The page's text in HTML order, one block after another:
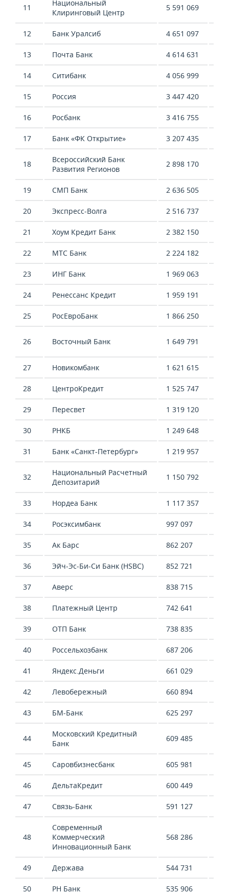
ХОККЕЙ С МЯЧОМ
ПРОИСШЕСТВИЯ
11
Национальный
Клиринговый Центр
5 591 069
12 Банк Уралсиб 4 651 097
13 Почта Банк 4 614 631
14 Ситибанк 4 056 999
15 Россия 3 447 420
16 Росбанк 3 416 755
17 Банк «ФК Открытие» 3 207 435
18
Всероссийский Банк
Развития Регионов
2 898 170
19 СМП Банк 2 636 505
20 Экспресс-Волга 2 516 737
21 Хоум Кредит Банк 2 382 150
22 МТС Банк 2 224 182
23 ИНГ Банк 1 969 063
24 Ренессанс Кредит 1 959 191
25 РосЕвроБанк 1 866 250
26 Восточный Банк 1 649 791
27 Новикомбанк 1 621 615
28 ЦентроКредит 1 525 747
29 Пересвет 1 319 120
30 РНКБ 1 249 648
31 Банк «Санкт-Петербург» 1 219 957
32
Национальный Расчетный
Депозитарий
1 150 792
33 Нордеа Банк 1 117 357
34 Росэксимбанк 997 097
35 Ак Барс 862 207
36 Эйч-Эс-Би-Си Банк (HSBC) 852 721
37 Аверс 838 715
38 Платежный Центр 742 641
39 ОТП Банк 738 835
40 Россельхозбанк 687 206
41 Яндекс.Деньги 661 029
42 Левобережный 660 894
43 БМ-Банк 625 297
44
Московский Кредитный
Банк
609 485
45 Саровбизнесбанк 605 981
46 ДельтаКредит 600 449
47 Связь-Банк 591 127
48
Современный
Коммерческий
Инновационный Банк
568 286
49 Держава 544 731
50 РН Банк 535 906